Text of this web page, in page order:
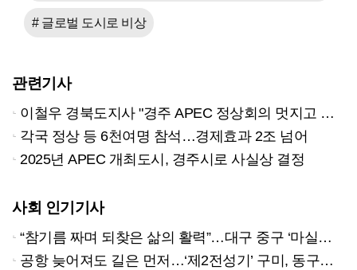
# 글로벌 도시로 비상
관련기사
이철우 경북도지사 "경주 APEC 정상회의 멋지고 알차게 치르도록 최선"
각국 정상 등 6천여명 참석…경제효과 2조 넘어
2025년 APEC 개최도시, 경주시로 사실상 결정
사회 인기기사
“참기름 짜며 되찾은 삶의 활력”…대구 중구 ‘마실방앗간’ 어르신들의 인생 2막
공항 늦어져도 길은 먼저…‘제2전성기’ 구미, 동구미역 더 절실